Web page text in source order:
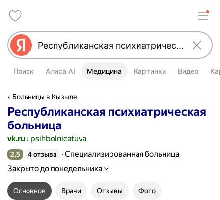
Поиск Алиса AI Медицина Картинки Видео
Больницы в Кызыле
Республиканская психиатрическая
больница
vk.ru› psihbolnicatuva
Рейтинг 2,5 из 5
2,5 4 отзыва
Специализированная больница
Закрыто до понедельника
Основное Врачи Отзывы Фото